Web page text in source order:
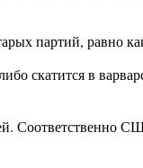
партий, равно
скатится в
Соответственно